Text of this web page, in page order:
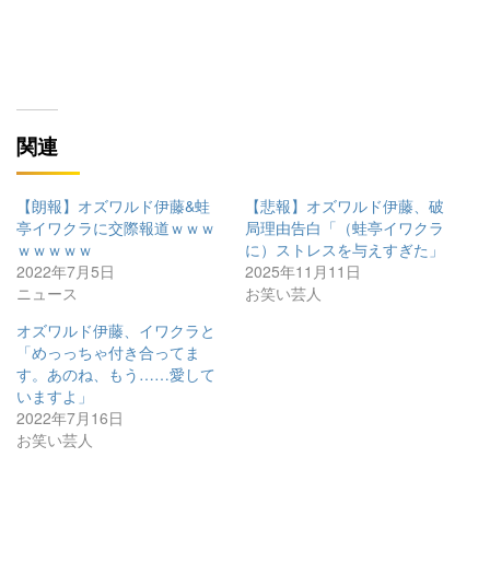
関連
【朗報】オズワルド伊藤&蛙
亭イワクラに交際報道ｗｗｗ
ｗｗｗｗｗ
2022年7月5日
ニュース
【悲報】オズワルド伊藤、破
局理由告白「（蛙亭イワクラ
に）ストレスを与えすぎた」
2025年11月11日
お笑い芸人
オズワルド伊藤、イワクラと
「めっっちゃ付き合ってま
す。あのね、もう……愛して
いますよ」
2022年7月16日
お笑い芸人